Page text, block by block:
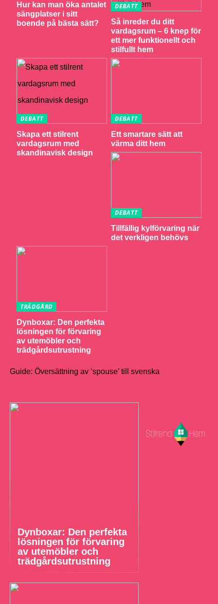
Hur kan man öka antalet
sängplatser i sitt
boende på bästa sätt?
DEBATT
Så inreder du ditt
vardagsrum – 6 knep för
ett mer funktionellt och
stilfullt hem
DEBATT
Skapa ett stilrent
vardagsrum med
skandinavisk design
DEBATT
Ett smartare sätt att
värma ditt hem
DEBATT
Tillfällig kylförvaring när
det verkligen behövs
TRÄDGÅRD
Dynboxar: Den perfekta
lösningen för förvaring
av utemöbler och
trädgårdsutrustning
Guide: Översättning av ‘spouse’ till svenska
Dynboxar: Den perfekta
lösningen för förvaring
av utemöbler och
trädgårdsutrustning